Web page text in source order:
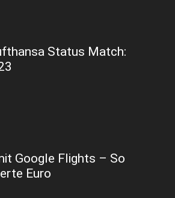
Status Match:
Google Flights – So
Euro